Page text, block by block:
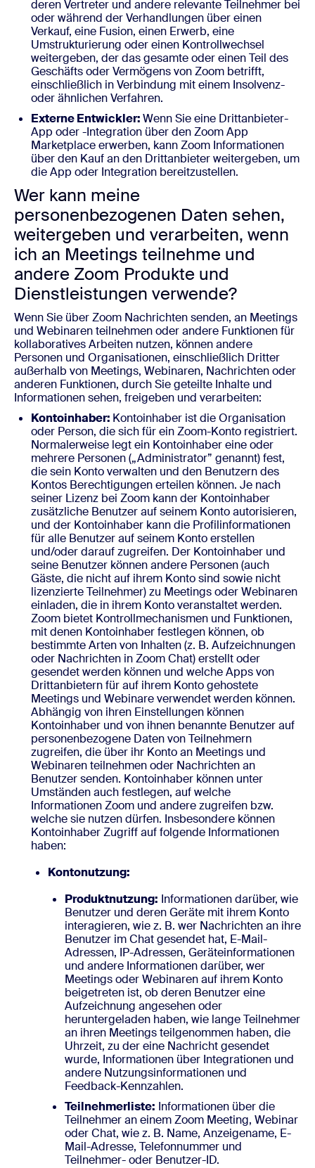
deren Vertreter und andere relevante Teilnehmer bei
oder während der Verhandlungen über einen
Verkauf, eine Fusion, einen Erwerb, eine
Umstrukturierung oder einen Kontrollwechsel
weitergeben, der das gesamte oder einen Teil des
Geschäfts oder Vermögens von Zoom betrifft,
einschließlich in Verbindung mit einem Insolvenz-
oder ähnlichen Verfahren.
Externe Entwickler:Wenn Sie eine Drittanbieter-
App oder -Integration über den Zoom App
Marketplace erwerben, kann Zoom Informationen
über den Kauf an den Drittanbieter weitergeben, um
die App oder Integration bereitzustellen.
Wer kann meine
personenbezogenen Daten sehen,
weitergeben und verarbeiten, wenn
ich an Meetings teilnehme und
andere Zoom Produkte und
Dienstleistungen verwende?
Wenn Sie über Zoom Nachrichten senden, an Meetings
und Webinaren teilnehmen oder andere Funktionen für
kollaboratives Arbeiten nutzen, können andere
Personen und Organisationen, einschließlich Dritter
außerhalb von Meetings, Webinaren, Nachrichten oder
anderen Funktionen, durch Sie geteilte Inhalte und
Informationen sehen, freigeben und verarbeiten:
Kontoinhaber: Kontoinhaber ist die Organisation
oder Person, die sich für ein Zoom-Konto registriert.
Normalerweise legt ein Kontoinhaber eine oder
mehrere Personen („Administrator” genannt) fest,
die sein Konto verwalten und den Benutzern des
Kontos Berechtigungen erteilen können. Je nach
seiner Lizenz bei Zoom kann der Kontoinhaber
zusätzliche Benutzer auf seinem Konto autorisieren,
und der Kontoinhaber kann die Profilinformationen
für alle Benutzer auf seinem Konto erstellen
und/oder darauf zugreifen. Der Kontoinhaber und
seine Benutzer können andere Personen (auch
Gäste, die nicht auf ihrem Konto sind sowie nicht
lizenzierte Teilnehmer) zu Meetings oder Webinaren
einladen, die in ihrem Konto veranstaltet werden.
Zoom bietet Kontrollmechanismen und Funktionen,
mit denen Kontoinhaber festlegen können, ob
bestimmte Arten von Inhalten (z. B. Aufzeichnungen
oder Nachrichten in Zoom Chat) erstellt oder
gesendet werden können und welche Apps von
Drittanbietern für auf ihrem Konto gehostete
Meetings und Webinare verwendet werden können.
Abhängig von ihren Einstellungen können
Kontoinhaber und von ihnen benannte Benutzer auf
personenbezogene Daten von Teilnehmern
zugreifen, die über ihr Konto an Meetings und
Webinaren teilnehmen oder Nachrichten an
Benutzer senden. Kontoinhaber können unter
Umständen auch festlegen, auf welche
Informationen Zoom und andere zugreifen bzw.
welche sie nutzen dürfen. Insbesondere können
Kontoinhaber Zugriff auf folgende Informationen
haben:
Kontonutzung:
Produktnutzung: Informationen darüber, wie
Benutzer und deren Geräte mit ihrem Konto
interagieren, wie z. B. wer Nachrichten an ihre
Benutzer im Chat gesendet hat, E-Mail-
Adressen, IP-Adressen, Geräteinformationen
und andere Informationen darüber, wer
Meetings oder Webinaren auf ihrem Konto
beigetreten ist, ob deren Benutzer eine
Aufzeichnung angesehen oder
heruntergeladen haben, wie lange Teilnehmer
an ihren Meetings teilgenommen haben, die
Uhrzeit, zu der eine Nachricht gesendet
wurde, Informationen über Integrationen und
andere Nutzungsinformationen und
Feedback-Kennzahlen.
Teilnehmerliste: Informationen über die
Teilnehmer an einem Zoom Meeting, Webinar
oder Chat, wie z. B. Name, Anzeigename, E-
Mail-Adresse, Telefonnummer und
Teilnehmer- oder Benutzer-ID.